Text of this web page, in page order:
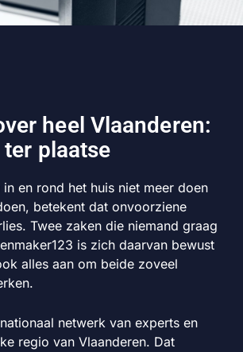
heel Vlaanderen:
plaatse
in en rond het huis niet meer doen
betekent dat onvoorziene
Twee zaken die niemand graag
is zich daarvan bewust
alles aan om beide zoveel
netwerk van experts en
regio van Vlaanderen. Dat